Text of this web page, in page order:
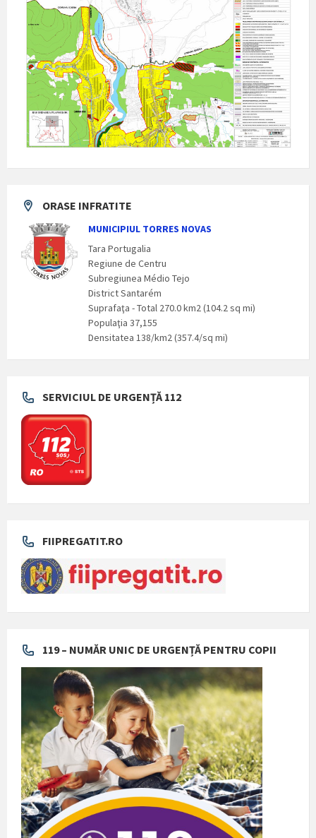
ORASE INFRATITE
MUNICIPIUL TORRES NOVAS
Tara Portugalia
Regiune de Centru
Subregiunea Médio Tejo
District Santarém
Suprafaţa - Total 270.0 km2 (104.2 sq mi)
Populaţia 37,155
Densitatea 138/km2 (357.4/sq mi)
SERVICIUL DE URGENȚĂ 112
FIIPREGATIT.RO
119 – NUMĂR UNIC DE URGENȚĂ PENTRU COPII